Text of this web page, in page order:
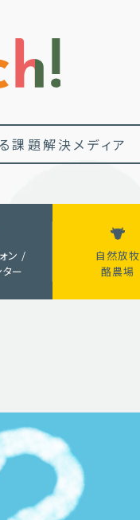
課題解決メディア
ン /
ー
自然放牧
酪農場